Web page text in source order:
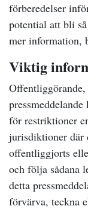
förberedelser
potential att bli
mer information,
Viktig
för restriktioner
jurisdiktioner där
offentliggjorts
och följa sådana
detta
förvärva, teckna